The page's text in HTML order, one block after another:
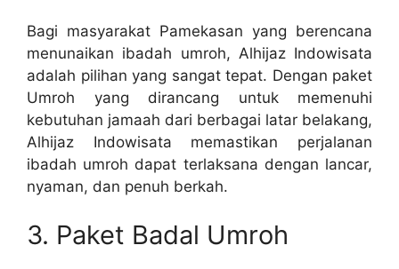
Bagi masyarakat Pamekasan yang berencana
menunaikan ibadah umroh, Alhijaz Indowisata
adalah pilihan yang sangat tepat. Dengan paket
Umroh yang dirancang untuk memenuhi
kebutuhan jamaah dari berbagai latar belakang,
Alhijaz Indowisata memastikan perjalanan
ibadah umroh dapat terlaksana dengan lancar,
nyaman, dan penuh berkah.
3. Paket Badal Umroh